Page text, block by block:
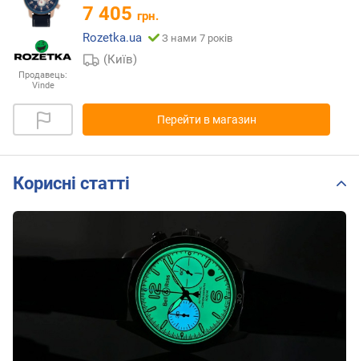
Продавець:
Vinde
7 405 грн.
Rozetka.ua
З нами 7 років
(Київ)
Перейти в магазин
Корисні статті